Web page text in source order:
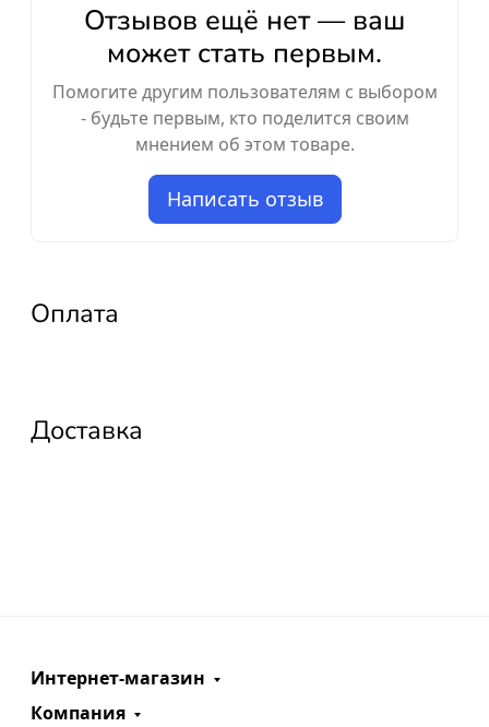
Отзывов ещё нет — ваш
может стать первым.
Помогите другим пользователям с выбором
- будьте первым, кто поделится своим
мнением об этом товаре.
Написать отзыв
Оплата
Доставка
Интернет-магазин
Компания